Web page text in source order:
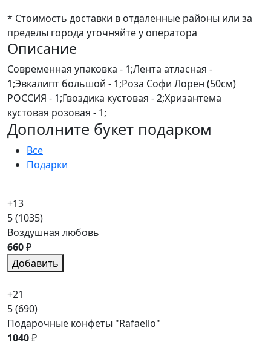
* Стоимость доставки в отдаленные районы или за
пределы города уточняйте у оператора
Описание
Современная упаковка - 1;Лента атласная -
1;Эвкалипт большой - 1;Роза Софи Лорен (50см)
РОССИЯ - 1;Гвоздика кустовая - 2;Хризантема
кустовая розовая - 1;
Дополните букет подарком
Все
Подарки
+13
5(1035)
Воздушная любовь
660₽
Добавить
+21
5(690)
Подарочные конфеты "Rafaello"
1040₽